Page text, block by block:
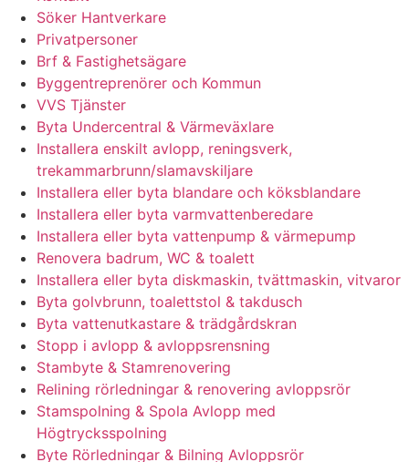
Söker Hantverkare
Privatpersoner
Brf & Fastighetsägare
Byggentreprenörer och Kommun
VVS Tjänster
Byta Undercentral & Värmeväxlare
Installera enskilt avlopp, reningsverk,
trekammarbrunn/slamavskiljare
Installera eller byta blandare och köksblandare
Installera eller byta varmvattenberedare
Installera eller byta vattenpump & värmepump
Renovera badrum, WC & toalett
Installera eller byta diskmaskin, tvättmaskin, vitvaror
Byta golvbrunn, toalettstol & takdusch
Byta vattenutkastare & trädgårdskran
Stopp i avlopp & avloppsrensning
Stambyte & Stamrenovering
Relining rörledningar & renovering avloppsrör
Stamspolning & Spola Avlopp med
Högtrycksspolning
Byte Rörledningar & Bilning Avloppsrör